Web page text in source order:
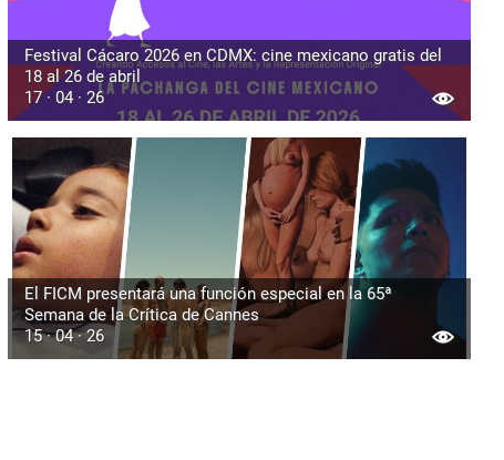
Festival Cácaro 2026 en CDMX: cine mexicano gratis del
18 al 26 de abril
17 · 04 · 26
El FICM presentará una función especial en la 65ª
Semana de la Crítica de Cannes
15 · 04 · 26